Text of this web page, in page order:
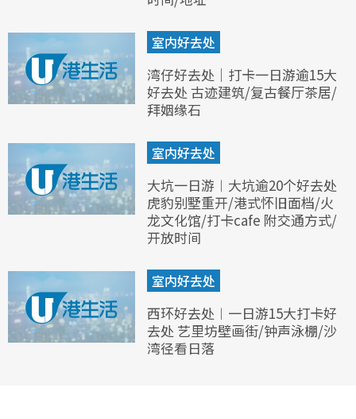
室内好去处
湾仔好去处｜打卡一日游逾15大
好去处 古迹建筑/复古餐厅茶居/
拜姻缘石
室内好去处
大坑一日游︱大坑逾20个好去处
虎豹别墅重开/港式怀旧面档/火
龙文化馆/打卡cafe 附交通方式/
开放时间
室内好去处
西环好去处︱一日游15大打卡好
去处 艺里坊壁画街/钟声泳棚/沙
湾径看日落